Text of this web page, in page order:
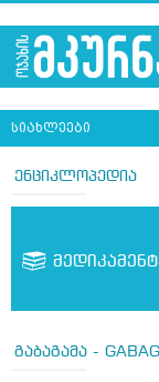
სიახლეები
ენციკლოპედია
გაბაგამა -